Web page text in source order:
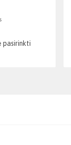
pasirinkti